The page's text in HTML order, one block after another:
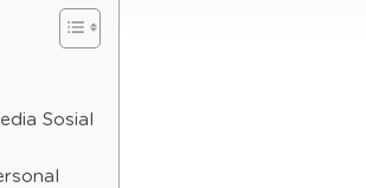
Sosial